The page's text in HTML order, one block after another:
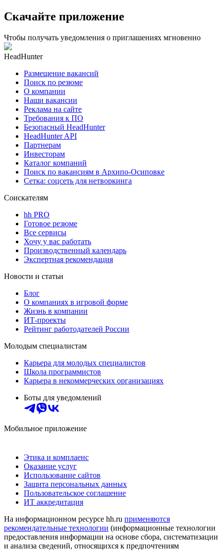
Скачайте приложение
Чтобы получать уведомления о приглашениях мгновенно
HeadHunter
Размещение вакансий
Поиск по резюме
О компании
Наши вакансии
Реклама на сайте
Требования к ПО
Безопасный HeadHunter
HeadHunter API
Партнерам
Инвесторам
Каталог компаний
Поиск по вакансиям в Архипо-Осиповке
Сетка: соцсеть для нетворкинга
Соискателям
hh PRO
Готовое резюме
Все сервисы
Хочу у вас работать
Производственный календарь
Экспертная рекомендация
Новости и статьи
Блог
О компаниях в игровой форме
Жизнь в компании
ИТ-проекты
Рейтинг работодателей России
Молодым специалистам
Карьера для молодых специалистов
Школа программистов
Карьера в некоммерческих организациях
Боты для уведомлений
Мобильное приложение
Этика и комплаенс
Оказание услуг
Использование сайтов
Защита персональных данных
Пользовательское соглашение
ИТ аккредитация
На информационном ресурсе hh.ru применяются
рекомендательные технологии (информационные технологии
предоставления информации на основе сбора, систематизации
и анализа сведений, относящихся к предпочтениям